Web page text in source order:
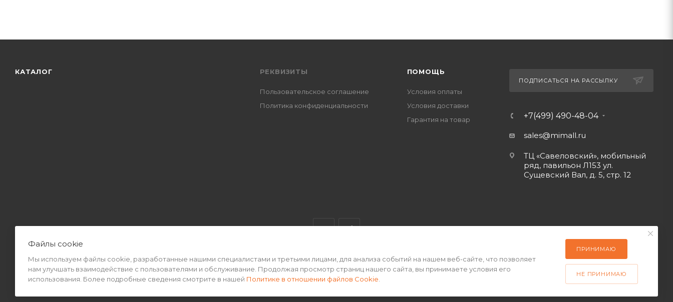
КАТАЛОГ РЕКВИЗИТЫ
Пользовательское соглашение
Политика конфиденциальности
ПОМОЩЬ
Условия оплаты
Условия доставки
Гарантия на товар
ПОДПИСАТЬСЯ НА РАССЫЛКУ
+7(499) 490-48-04
sales@mimall.ru
ТЦ «Савеловский», мобильный
ряд, павильон Л153 ул.
Сущевский Вал, д. 5, стр. 12
2026 © Интернет-магазин MiMall® • Не является публичной офертой • 2026 г.
Файлы cookie
Мы используем файлы cookie, разработанные нашими специалистами и третьими лицами, для анализа событий на нашем веб-сайте, что позволяет
нам улучшать взаимодействие с пользователями и обслуживание. Продолжая просмотр страниц нашего сайта, вы принимаете условия его
использования. Более подробные сведения смотрите в нашей Политике в отношении файлов Cookie
ПРИНИМАЮ
НЕ ПРИНИМАЮ